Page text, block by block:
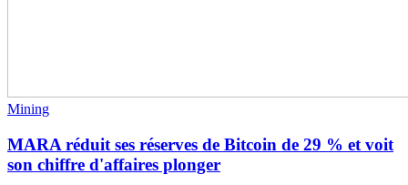
Mining
MARA réduit ses réserves de Bitcoin de 29 % et voit
son chiffre d'affaires plonger